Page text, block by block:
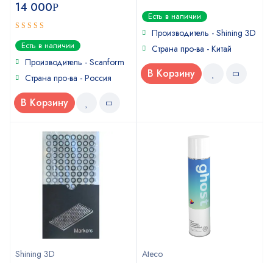
14 000Р
5out of 5
Есть в наличии
Производитель - Scanform
Страна про-ва - Россия
В Корзину
0
out
of
Есть в наличии
Производитель - Shining 3D
Страна про-ва - Китай
В Корзину
Shining 3D Ateco